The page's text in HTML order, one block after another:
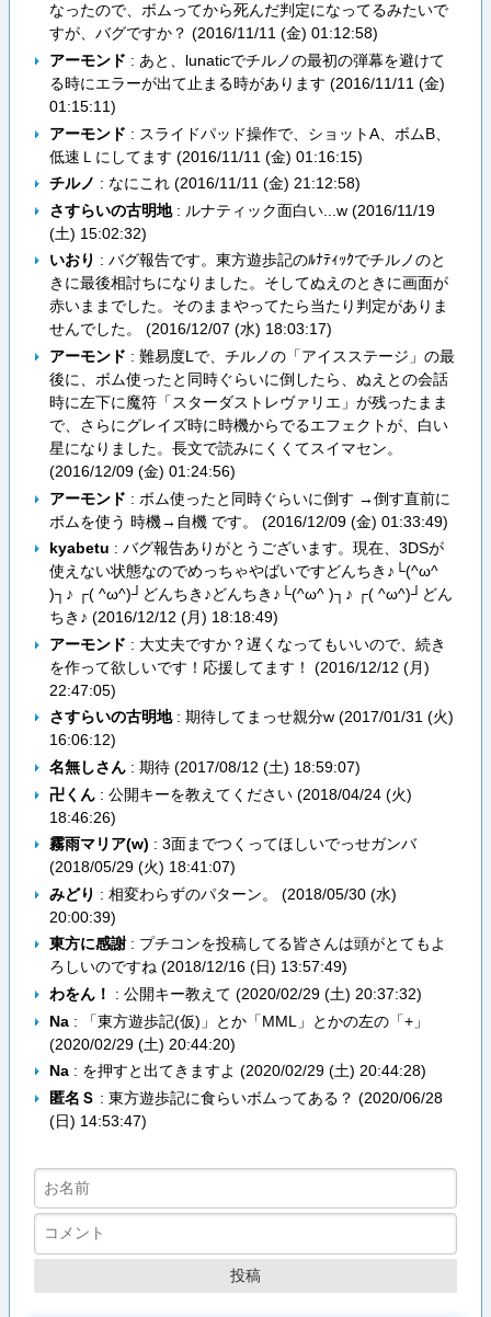
なったので、ボムってから死んだ判定になってるみたいで
すが、バグですか？ (2016/11/11 (金) 01:12:58)
アーモンド : あと、lunaticでチルノの最初の弾幕を避けて
る時にエラーが出て止まる時があります (2016/11/11 (金)
01:15:11)
アーモンド : スライドパッド操作で、ショットA、ボムB、
低速Ｌにしてます (2016/11/11 (金) 01:16:15)
チルノ : なにこれ (2016/11/11 (金) 21:12:58)
さすらいの古明地: ルナティック面白い...w (2016/11/19
(土) 15:02:32)
いおり : バグ報告です。東方遊歩記のﾙﾅﾃｨｯｸでチルノのと
きに最後相討ちになりました。そしてぬえのときに画面が
赤いままでした。そのままやってたら当たり判定がありま
せんでした。 (2016/12/07 (水) 18:03:17)
アーモンド : 難易度Lで、チルノの「アイスステージ」の最
後に、ボム使ったと同時ぐらいに倒したら、ぬえとの会話
時に左下に魔符「スターダストレヴァリエ」が残ったまま
で、さらにグレイズ時に時機からでるエフェクトが、白い
星になりました。長文で読みにくくてスイマセン。
(2016/12/09 (金) 01:24:56)
アーモンド : ボム使ったと同時ぐらいに倒す →倒す直前に
ボムを使う 時機→自機 です。 (2016/12/09 (金) 01:33:49)
kyabetu : バグ報告ありがとうございます。現在、3DSが
使えない状態なのでめっちゃやばいですどんちき♪└(^ω^
)┐♪ ┌( ^ω^)┘どんちき♪どんちき♪└(^ω^ )┐♪ ┌( ^ω^)┘どん
ちき♪ (2016/12/12 (月) 18:18:49)
アーモンド : 大丈夫ですか？遅くなってもいいので、続き
を作って欲しいです！応援してます！ (2016/12/12 (月)
22:47:05)
さすらいの古明地: 期待してまっせ親分w (2017/01/31 (火)
16:06:12)
名無しさん: 期待 (2017/08/12 (土) 18:59:07)
卍くん: 公開キーを教えてください (2018/04/24 (火)
18:46:26)
霧雨マリア(w) : 3面までつくってほしいでっせガンバ
(2018/05/29 (火) 18:41:07)
みどり : 相変わらずのパターン。 (2018/05/30 (水)
20:00:39)
東方に感謝: プチコンを投稿してる皆さんは頭がとてもよ
ろしいのですね (2018/12/16 (日) 13:57:49)
わをん！
: 公開キー教えて (2020/02/29 (土) 20:37:32)
Na: 「東方遊歩記(仮)」とか「MML」とかの左の「+」
(2020/02/29 (土) 20:44:20)
Na: を押すと出てきますよ (2020/02/29 (土) 20:44:28)
匿名Ｓ : 東方遊歩記に食らいボムってある？ (2020/06/28
(日) 14:53:47)